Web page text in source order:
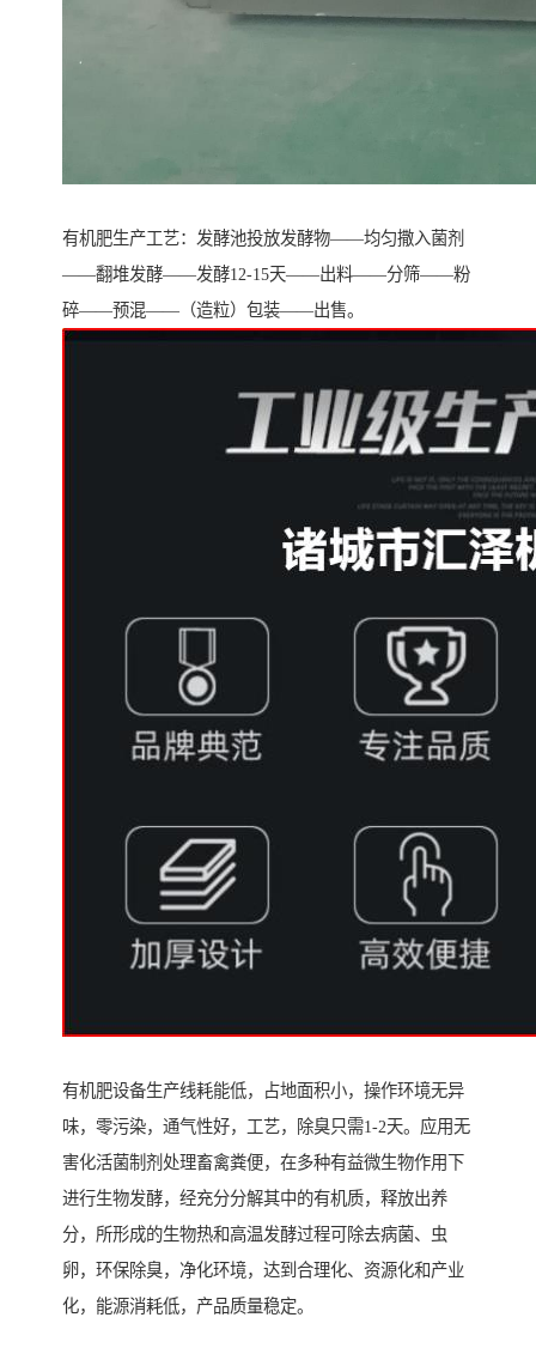
有机肥生产工艺：发酵池投放发酵物——均匀撒入菌剂
——翻堆发酵——发酵12-15天——出料——分筛——粉
碎——预混——（造粒）包装——出售。
有机肥设备生产线耗能低，占地面积小，操作环境无异
味，零污染，通气性好，工艺，除臭只需1-2天。应用无
害化活菌制剂处理畜禽粪便，在多种有益微生物作用下
进行生物发酵，经充分分解其中的有机质，释放出养
分，所形成的生物热和高温发酵过程可除去病菌、虫
卵，环保除臭，净化环境，达到合理化、资源化和产业
化，能源消耗低，产品质量稳定。